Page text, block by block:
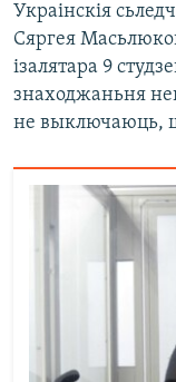
Украінскія
Сяргея
ізалятара 9
знаходжаньня
не выключаюць,